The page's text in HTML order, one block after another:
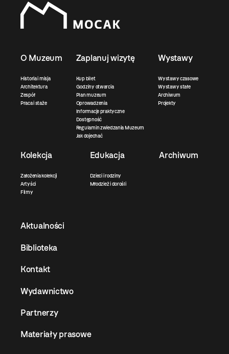
O Muzeum
Historia i misja
Architektura
Zespół
Praca i staże
Zaplanuj wizytę
Kup bilet
Godziny otwarcia
Plan muzeum
Oprowadzenia
Informacje praktyczne
Dostępność
Regulamin zwiedzania Muzeum
Jak dojechać
Wystawy
Wystawy czasowe
Wystawy stałe
Archiwum
Projekty
Kolekcja
Założenia kolekcji
Artyści
Filmy
Edukacja
Dzieci i rodziny
Młodzież i dorośli
Archiwum
Aktualności
Biblioteka
Kontakt
Wydawnictwo
Partnerzy
Materiały prasowe